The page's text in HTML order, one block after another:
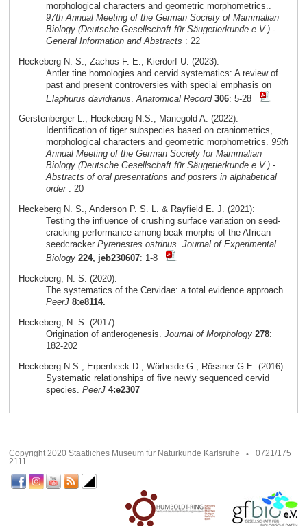
morphological characters and geometric morphometrics..
97th Annual Meeting of the German Society of Mammalian
Biology (Deutsche Gesellschaft für Säugetierkunde e.V.) -
General Information and Abstracts : 22
Heckeberg N. S., Zachos F. E., Kierdorf U. (2023):
Antler tine homologies and cervid systematics: A review of
past and present controversies with special emphasis on
Elaphurus davidianus Anatomical Record 306: 5-28
Gerstenberger L., Heckeberg N.S., Manegold A. (2022):
Identification of tiger subspecies based on craniometrics,
morphological characters and geometric morphometrics. 95th
Annual Meeting of the German Society for Mammalian
Biology (Deutsche Gesellschaft für Säugetierkunde e.V.) -
Abstracts of oral presentations and posters in alphabetical
order: 20
Heckeberg N. S., Anderson P. S. L. & Rayfield E. J. (2021):
Testing the influence of crushing surface variation on seed-
cracking performance among beak morphs of the African
seedcracker Pyrenestes ostrinus. Journal of Experimental
Biology 224, jeb230607: 1-8
Heckeberg, N. S. (2020):
The systematics of the Cervidae: a total evidence approach.
PeerJ 8:e8114.
Heckeberg, N. S. (2017):
Origination of antlerogenesis. Journal of Morphology 278:
182-202
Heckeberg N.S., Erpenbeck D., Wörheide G., Rössner G.E. (2016):
Systematic relationships of five newly sequenced cervid
species. PeerJ 4:e2307
Copyright 2020 Staatliches Museum für Naturkunde Karlsruhe
0721/175
2111